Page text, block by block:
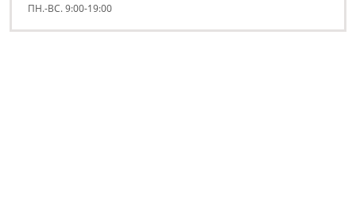
ПН.-ВС. 9:00-19:00